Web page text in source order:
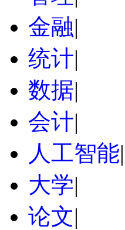
金融|
统计|
数据|
会计|
人工智能|
大学|
论文|